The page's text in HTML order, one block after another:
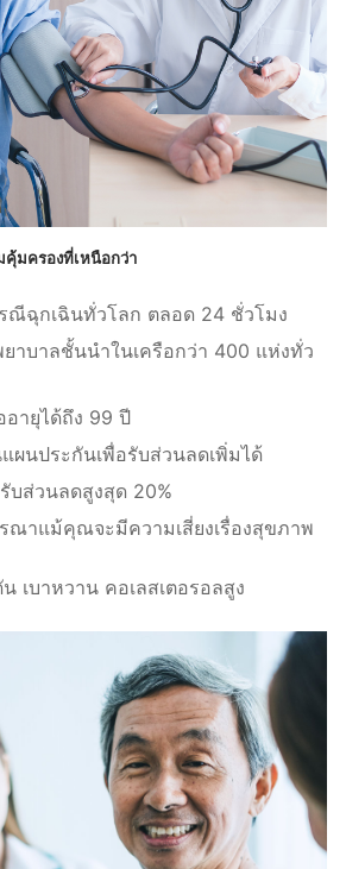
มครองที่เหนือกว่า
ฉุกเฉินทั่วโลก ตลอด 24 ชั่วโมง
าบาลชั้นนำในเครือกว่า 400 แห่งทั่ว
ายุได้ถึง 99 ปี
ผนประกันเพื่อรับส่วนลดเพิ่มได้
บส่วนลดสูงสุด 20%
ณาแม้คุณจะมีความเสี่ยงเรื่องสุขภาพ
บาหวาน คอเลสเตอรอลสูง